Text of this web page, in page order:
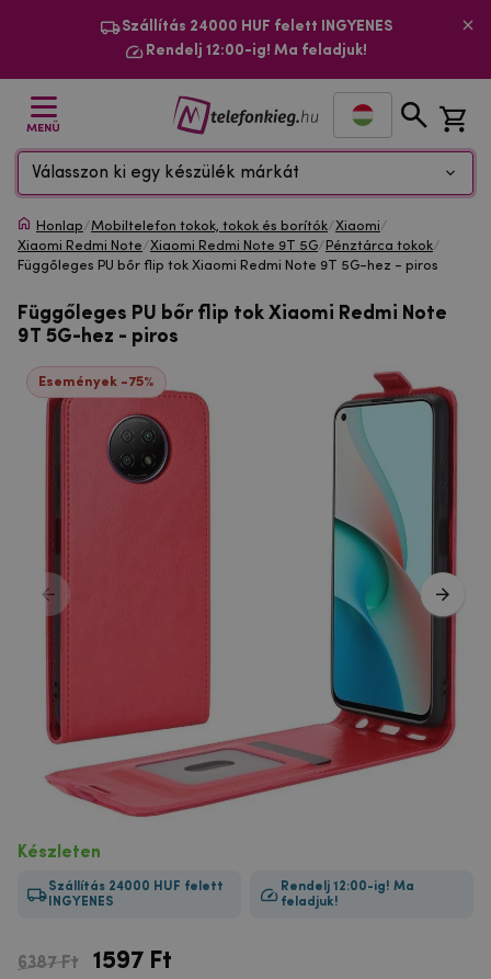
Szállítás 24000 HUF felett INGYENES
Rendelj 12:00-ig! Ma feladjuk!
MENÜ
Válasszon ki egy készülék márkát
Honlap/Mobiltelefon tokok, tokok és borítók/Xiaomi/
Xiaomi Redmi Note/Xiaomi Redmi Note 9T 5G/ Pénztárca tokok/
Függőleges PU bőr flip tok Xiaomi Redmi Note 9T 5G-hez - piros
Függőleges PU bőr flip tok Xiaomi Redmi Note
9T 5G-hez - piros
Események -75%
Készleten
Szállítás 24000 HUF felett
INGYENES
Rendelj 12:00-ig! Ma
feladjuk!
6387 Ft 1597 Ft